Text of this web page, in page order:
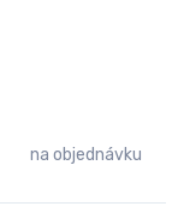
na objednávku